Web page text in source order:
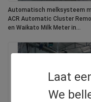
Laat
We
Automatisch melksysteem
ACR Automatic Cluster
en Waikato Milk Meter in